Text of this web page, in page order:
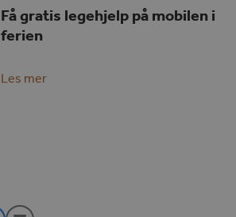
Få gratis legehjelp på mobilen i
ferien
Les mer